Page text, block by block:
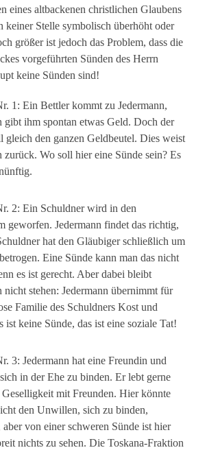
eines altbackenen christlichen Glaubens
keiner Stelle symbolisch überhöht oder
größer ist jedoch das Problem, dass die
vorgeführten Sünden des Herrn
keine Sünden sind!
1: Ein Bettler kommt zu Jedermann,
gibt ihm spontan etwas Geld. Doch der
gleich den ganzen Geldbeutel. Dies weist
zurück. Wo soll hier eine Sünde sein? Es
2: Ein Schuldner wird in den
geworfen. Jedermann findet das richtig,
hat den Gläubiger schließlich um
Eine Sünde kann man das nicht
es ist gerecht. Aber dabei bleibt
nicht stehen: Jedermann übernimmt für
Familie des Schuldners Kost und
ist keine Sünde, das ist eine soziale Tat!
3: Jedermann hat eine Freundin und
in der Ehe zu binden. Er lebt gerne
mit Freunden. Hier könnte
den Unwillen, sich zu binden,
von einer schweren Sünde ist hier
nichts zu sehen. Die Toskana-Fraktion